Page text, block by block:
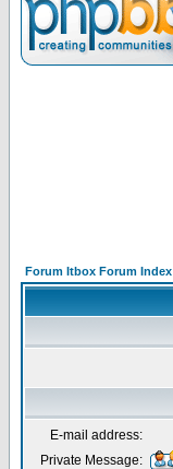
Forum Itbox Forum Index
E-mail address:
Private Message: